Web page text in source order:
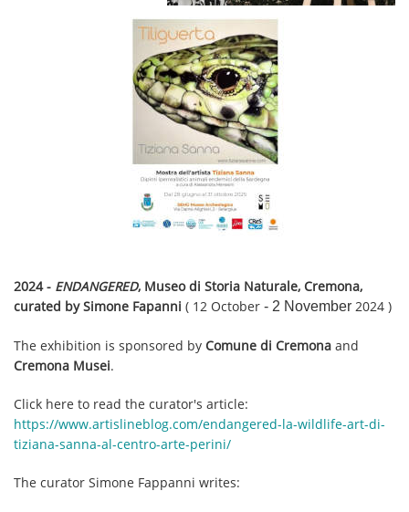
2024 - ENDANGERED, Museo di Storia Naturale, Cremona,
curated by Simone Fapanni ( 12 October - 2 November 2024 )
The exhibition is sponsored by Comune di Cremona and
Cremona Musei.
Click here to read the curator's article:
https://www.artislineblog.com/endangered-la-wildlife-art-di-
tiziana-sanna-al-centro-arte-perini/
The curator Simone Fappanni writes: